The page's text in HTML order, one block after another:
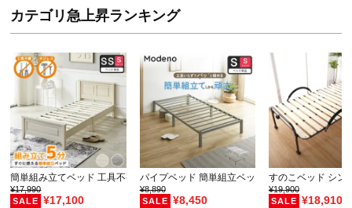
カテゴリ急上昇ランキング
簡単組み立てベッド 工具不要 5分で完成 すのこベッド…
¥17,990
¥17,100
パイプベッド 簡単組立ベッド モデノ modeno 工
¥8,890
¥8,450
すのこベッド シン
¥19,900
¥18,910